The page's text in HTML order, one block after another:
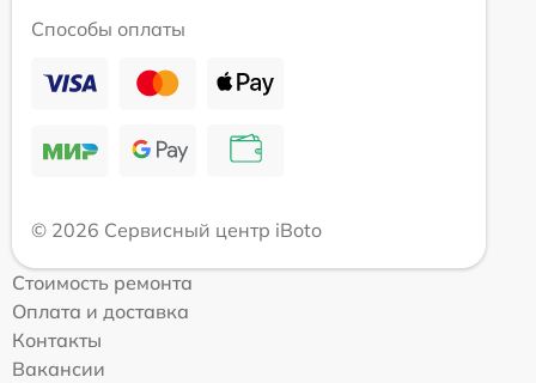
Способы оплаты
© 2026 Сервисный центр iBoto
Стоимость ремонта
Оплата и доставка
Контакты
Вакансии